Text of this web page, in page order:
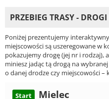
PRZEBIEG TRASY -
Poniżej prezentujemy
miejscowości są uszeregowane w
pokazujemy drogę (jej nr i rodzaj),
miniesz jadąc tą drogą na
o danej drodze czy miejscowości –
Start Mielec